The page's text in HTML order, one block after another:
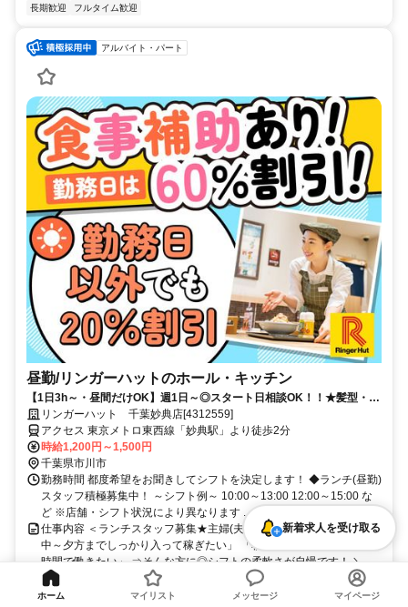
長期歓迎
フルタイム歓迎
アルバイト・パート
昼勤/リンガーハットのホール・キッチン
【1日3h～・昼間だけOK】週1日～◎スタート日相談OK！！★髪型・髪
色自由★家計に優しい食事補助あり
リンガーハット 千葉妙典店[4312559]
アクセス 東京メトロ東西線「妙典駅」より徒歩2分
時給1,200円～1,500円
千葉県市川市
勤務時間 都度希望をお聞きしてシフトを決定します！ ◆ランチ(昼勤)
スタッフ積極募集中！ ～シフト例～ 10:00～13:00 12:00～15:00 な
ど ※店舗・シフト状況により異なります ...
仕事内容 ＜ランチスタッフ募集★主婦(夫)・フリーター歓迎！＞ 「日
中～夕方までしっかり入って稼ぎたい」 「朝～午後までなどスキマ
時間で働きたい」 ⇒そんな方に◎シフトの柔軟さが自慢です！ ＼
POI...
扶養内勤務OK 社員登用あり 週1日からOK 副業・WワークOK
1日4時間以内OK
新着求人を受け取る
ホーム マイリスト メッセージ マイページ